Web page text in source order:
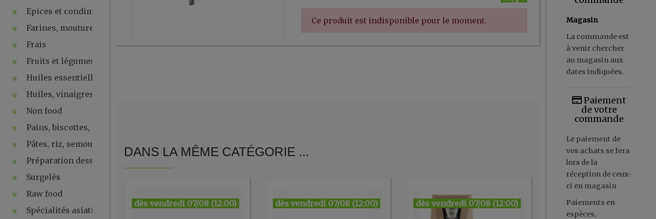
Epices et condiments
Farines, moutures et levures
Frais
Fruits et légumes secs
Huiles essentielles, hydrolats, ...
Huiles, vinaigres, sauces
Non food
Pains, biscottes, levures, ...
Pâtes, riz, semoules
Préparation desserts, ....
Surgelés
Raw food
Spécialités asiatiques
Ce produit est indisponible pour le moment.
DANS LA MÊME CATÉGORIE ...
dès vendredi 07/08 (12:00) dès vendredi 07/08 (12:00) dès vendredi 07/08 (12:00)
Magasin
La commande est
à venir chercher
au magasin aux
dates indiquées.
Paiement
de votre
commande
Le paiement de
vos achats se fera
lors de la
réception de ceux-
ci en magasin
Paiements en
espèces,